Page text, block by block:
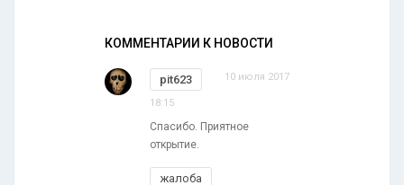
КОММЕНТАРИИ К НОВОСТИ
pit623 10 июля 2017
18:15
Спасибо. Приятное
открытие.
жалоба